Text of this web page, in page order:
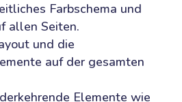
Farbschema und
allen Seiten.
und die
auf der gesamten
Elemente wie